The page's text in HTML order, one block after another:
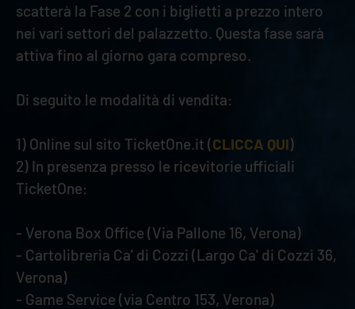
scatterà la Fase 2 con i biglietti a prezzo intero
nei vari settori del palazzetto. Questa fase sarà
attiva fino al giorno gara compreso.
Di seguito le modalità di vendita:
1) Online sul sito TicketOne.it (CLICCA QUI)
2) In presenza presso le ricevitorie ufficiali
TicketOne:
- Verona Box Office (Via Pallone 16, Verona)
- Cartolibreria Ca' di Cozzi (Largo Ca' di Cozzi 36,
Verona)
- Game Service (via Centro 153, Verona)